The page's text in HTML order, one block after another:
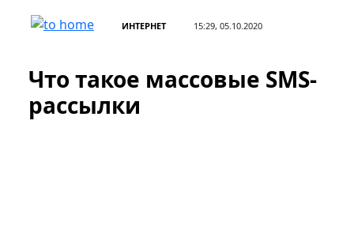
ИНТЕРНЕТ 15:29, 05.10.2020
Что такое массовые SMS-
рассылки